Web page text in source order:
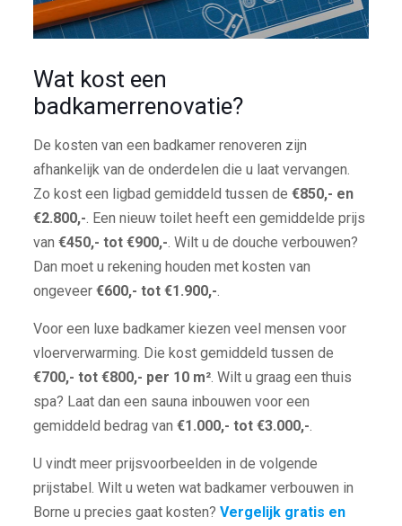
Wat kost een
badkamerrenovatie?
De kosten van een badkamer renoveren zijn
afhankelijk van de onderdelen die u laat vervangen.
Zo kost een ligbad gemiddeld tussen de €850,- en
€2.800,-. Een nieuw toilet heeft een gemiddelde prijs
van €450,- tot €900,-. Wilt u de douche verbouwen?
Dan moet u rekening houden met kosten van
ongeveer €600,- tot €1.900,-.
Voor een luxe badkamer kiezen veel mensen voor
vloerverwarming. Die kost gemiddeld tussen de
€700,- tot €800,- per 10 m². Wilt u graag een thuis
spa? Laat dan een sauna inbouwen voor een
gemiddeld bedrag van €1.000,- tot €3.000,-.
U vindt meer prijsvoorbeelden in de volgende
prijstabel. Wilt u weten wat badkamer verbouwen in
Borne u precies gaat kosten? Vergelijk gratis en